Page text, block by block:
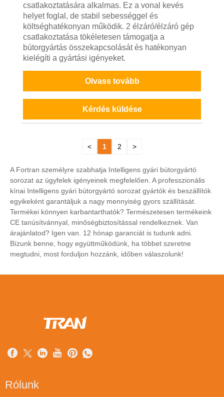
csatlakoztatására alkalmas. Ez a vonal kevés
helyet foglal, de stabil sebességgel és
költséghatékonyan működik. 2 élzáró/élzáró gép
csatlakoztatása tökéletesen támogatja a
bútorgyártás összekapcsolását és hatékonyan
kielégíti a gyártási igényeket.
Olvass tovább
Kérdés küldése
< 1 2 >
A Fortran személyre szabhatja Intelligens gyári bútorgyártó
sorozat az ügyfelek igényeinek megfelelően. A professzionális
kínai Intelligens gyári bútorgyártó sorozat gyártók és beszállítók
egyikeként garantáljuk a nagy mennyiség gyors szállítását.
Termékei könnyen karbantarthatók? Természetesen termékeink
CE tanúsítvánnyal, minőségbiztosítással rendelkeznek. Van
árajánlatod? Igen van. 12 hónap garanciát is tudunk adni.
Bízunk benne, hogy együttműködünk, ha többet szeretne
megtudni, most forduljon hozzánk, időben válaszolunk!
Rólunk